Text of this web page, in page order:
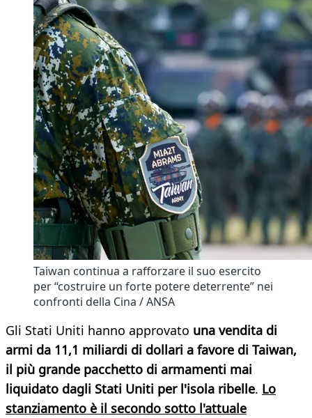
Taiwan continua a rafforzare il suo esercito
per “costruire un forte potere deterrente” nei
confronti della Cina / ANSA
Gli Stati Uniti hanno approvato una vendita di
armi da 11,1 miliardi di dollari a favore di Taiwan,
il più grande pacchetto di armamenti mai
liquidato dagli Stati Uniti per l'isola ribelle. Lo
stanziamento è il secondo sotto l'attuale